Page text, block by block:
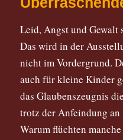
Leid, Angst und
Das wird in der
nicht im Vordergrund.
auch für kleine Kinder
das Glaubenszeugnis
trotz der Anfeindung an
Warum flüchten